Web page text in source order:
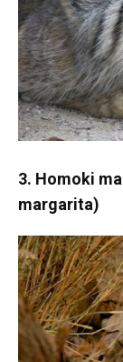
3. Homoki
margarita)